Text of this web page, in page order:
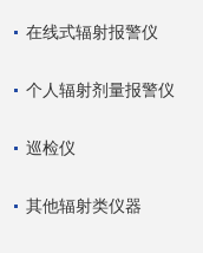
在线式辐射报警仪
个人辐射剂量报警仪
巡检仪
其他辐射类仪器